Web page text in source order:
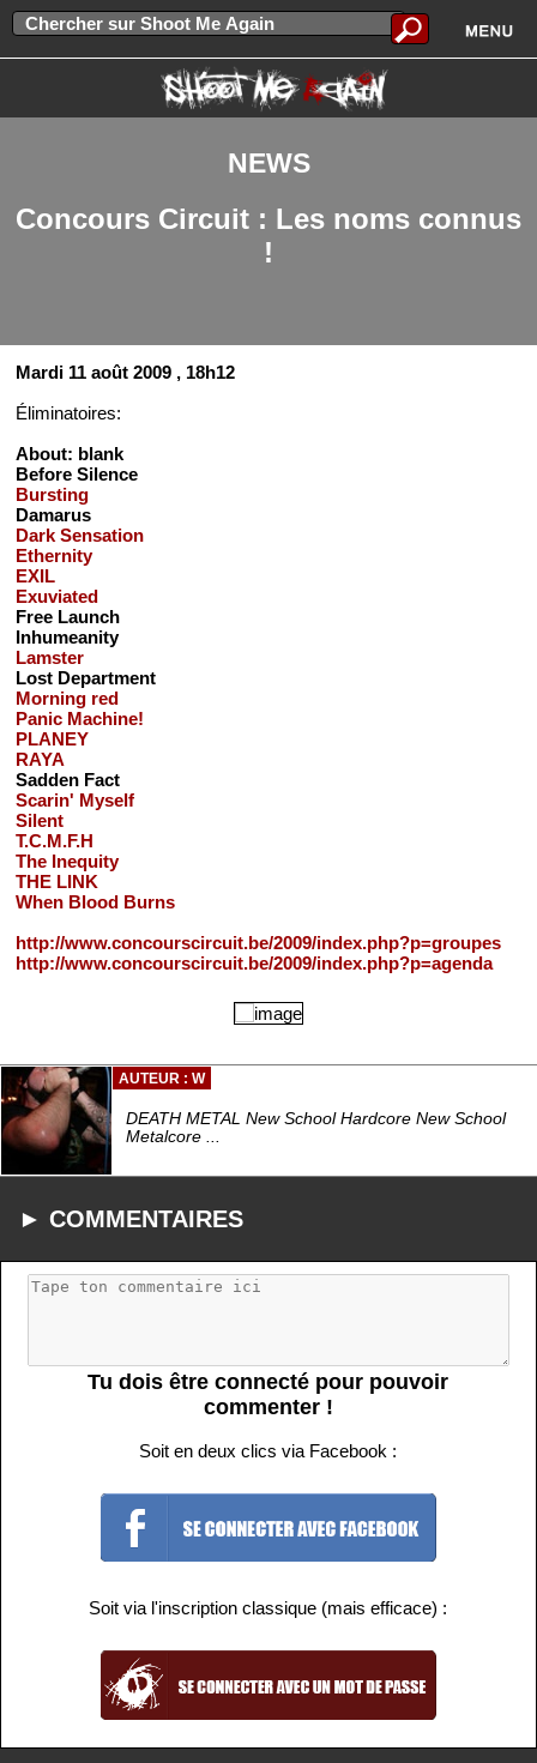
NEWS
Concours Circuit : Les noms connus
!
Mardi 11 août 2009 , 18h12
Éliminatoires:
About: blank
Before Silence
Bursting
Damarus
Dark Sensation
Ethernity
EXIL
Exuviated
Free Launch
Inhumeanity
Lamster
Lost Department
Morning red
Panic Machine!
PLANEY
RAYA
Sadden Fact
Scarin' Myself
Silent
T.C.M.F.H
The Inequity
THE LINK
When Blood Burns
http://www.concourscircuit.be/2009/index.php?p=groupes
http://www.concourscircuit.be/2009/index.php?p=agenda
AUTEUR : W
DEATH METAL New School Hardcore New School
Metalcore ...
► COMMENTAIRES
Tu dois être connecté pour pouvoir
commenter !
Soit en deux clics via Facebook :
Soit via l'inscription classique (mais efficace) :